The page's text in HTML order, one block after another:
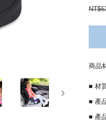
next
NT$
商品
■ 材
■ 產
■ 產